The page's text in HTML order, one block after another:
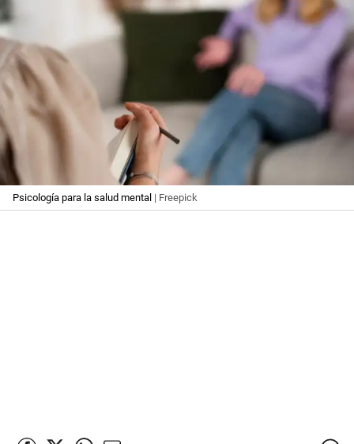
Psicología para la salud mental | Freepick